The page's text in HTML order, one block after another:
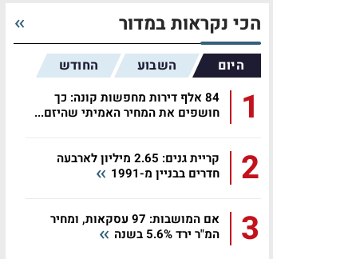
הכי נקראות במדור
היום השבוע החודש
1
84 אלף דירות מחפשות קונה: כך
חושפים את המחיר האמיתי שהיזם...
2
קריית גנים: 2.65 מיליון לארבעה
חדרים בבניין מ-1991
3
אם המושבות: 97 עסקאות, ומחיר
המ"ר ירד 5.6% בשנה